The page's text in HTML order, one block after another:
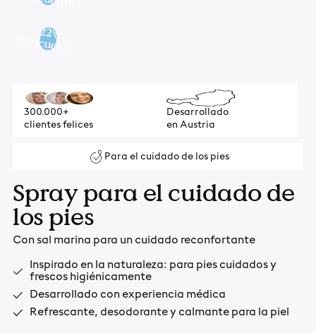
22%
Descuento
300.000+
clientes felices
Desarrollado
en Austria
Para el cuidado de los pies
Spray para el cuidado de
los pies
Con sal marina para un cuidado reconfortante
Inspirado en la naturaleza: para pies cuidados y
frescos higiénicamente
Desarrollado con experiencia médica
Refrescante, desodorante y calmante para la piel